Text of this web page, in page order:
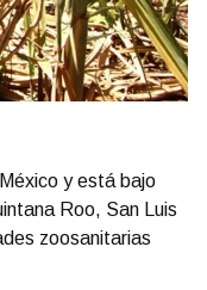
y está bajo
Roo, San Luis
zoosanitarias